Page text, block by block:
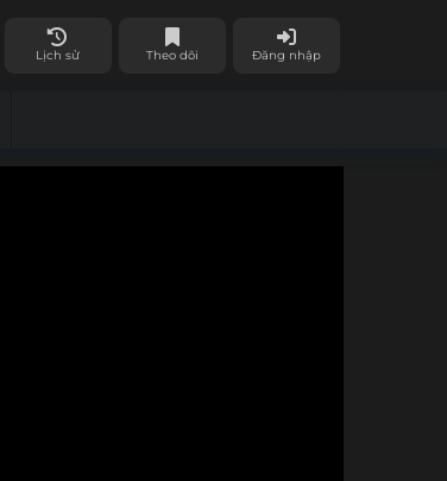
Lịch sử Theo dõi Đăng nhập